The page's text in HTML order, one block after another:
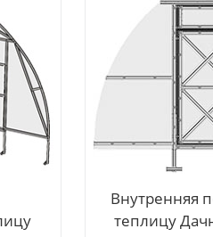
Внутренняя
теплицу